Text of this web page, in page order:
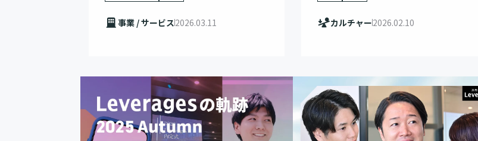
事業 / サービス2026.03.11 カルチャー2026.02.10